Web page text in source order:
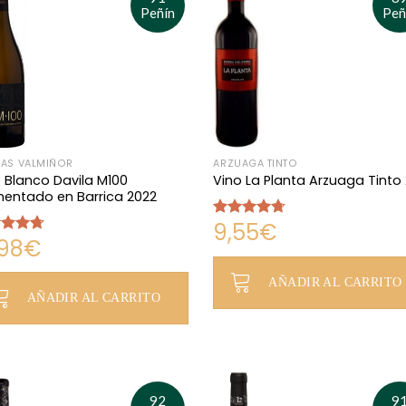
Peñín
VALMIÑOR
Blanco Davila M100
en Barrica 2022
4.69€
AÑADIR AL CARRITO
ARZUAGA TINTO
Vino La Planta Arzuaga Tinto
Valorado
con4.68
de 5
9,55€
AÑADIR AL CARRITO
92
91